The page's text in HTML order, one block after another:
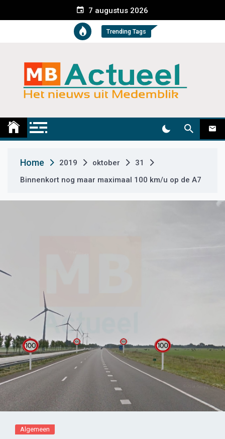
e
t
7 augustus 2026
Trending Tags
Medemblik Actueel
Home 2019 oktober
31
Binnenkort nog maar maximaal 100 km/u op de A7
Algemeen